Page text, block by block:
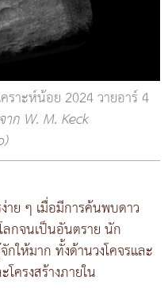
ราะห์น้อย 2024 วายอาร์ 4
จาก W. M. Keck
าย ๆ เมื่อมีการค้นพบดาว
ลกจนเป็นอันตราย นัก
ให้มาก ทั้งด้านวงโคจรและ
ครงสร้างภายใน